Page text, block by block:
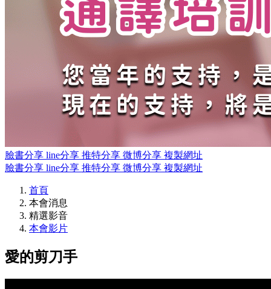
臉書分享 line分享 推特分享 微博分享 複製網址
臉書分享 line分享 推特分享 微博分享 複製網址
首頁
本會消息
精選影音
本會影片
愛的剪刀手